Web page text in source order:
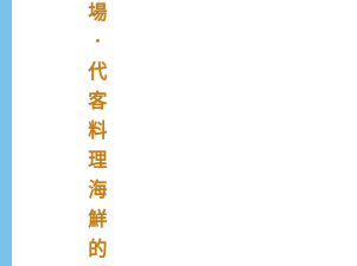
場
．
代
客
料
理
海
鮮
的